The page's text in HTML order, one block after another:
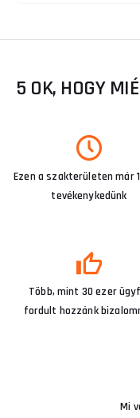
5 OK, HOGY
Ezen a szakterületen már
tevékenykedünk
Több, mint 30 ezer
fordult hozzánk
Mi